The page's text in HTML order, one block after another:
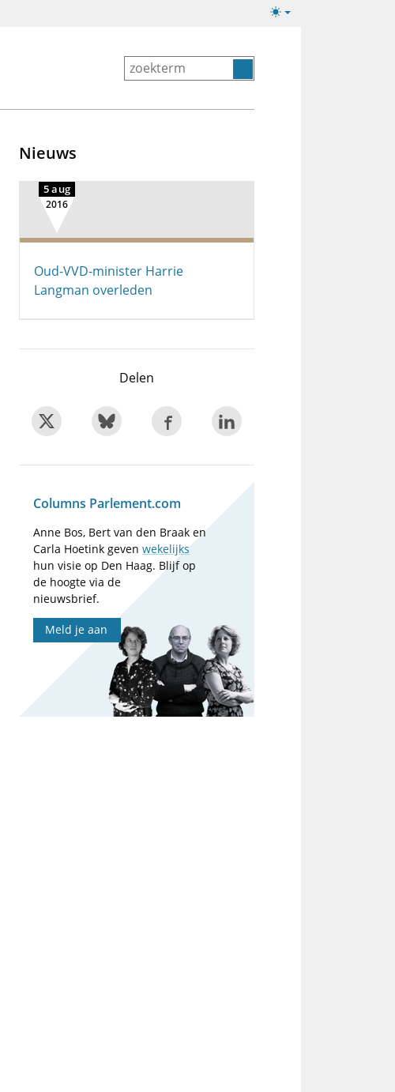
Lichte/donkere
Nieuws
5 aug
2016
Oud-VVD-minister Harrie
Langman overleden
Delen
Columns Parlement.com
Anne Bos, Bert van den Braak en
Carla Hoetink gevenwekelijks
hun visie op Den Haag. Blijf op
de hoogte via de
nieuwsbrief.
Meld je aan